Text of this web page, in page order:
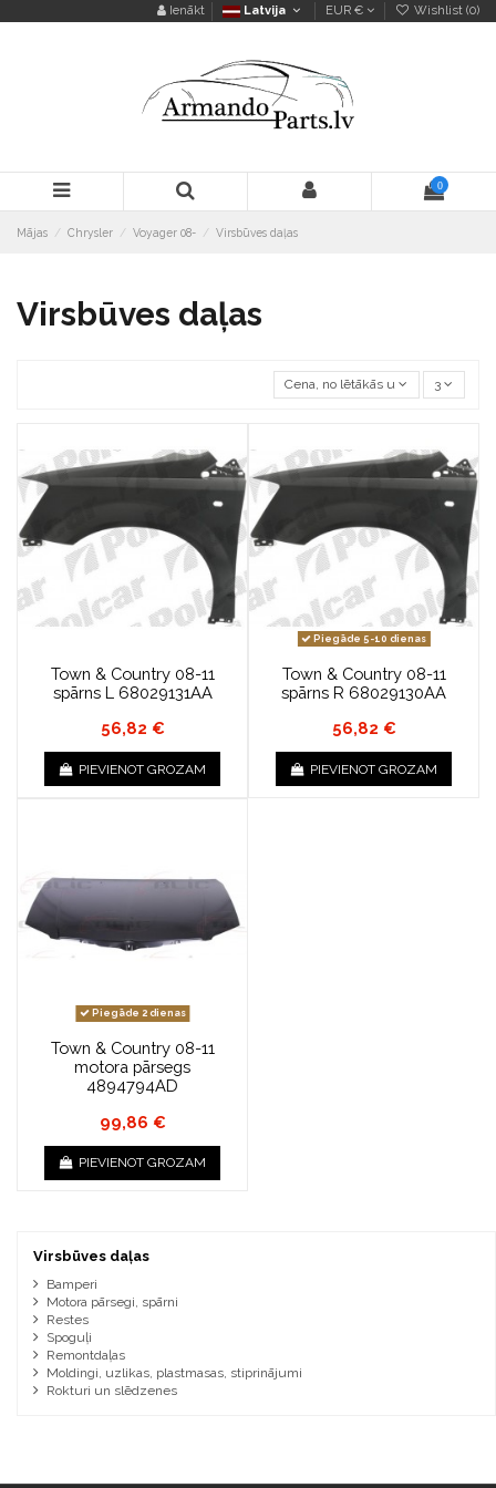
Ienākt Latvija EUR € Wishlist (0)
0
Mājas Chrysler Voyager 08- Virsbūves daļas
Virsbūves daļas
Cena, no lētākās uz dārgāko
3
Town & Country 08-11
spārns L 68029131AA
56,82 €
PIEVIENOT GROZAM
Piegāde 5-10 dienas
Town & Country 08-11
spārns R 68029130AA
56,82 €
PIEVIENOT GROZAM
Piegāde 2 dienas
Town & Country 08-11
motora pārsegs
4894794AD
99,86 €
PIEVIENOT GROZAM
Virsbūves daļas
Bamperi
Motora pārsegi, spārni
Restes
Spoguļi
Remontdaļas
Moldingi, uzlikas, plastmasas, stiprinājumi
Rokturi un slēdzenes